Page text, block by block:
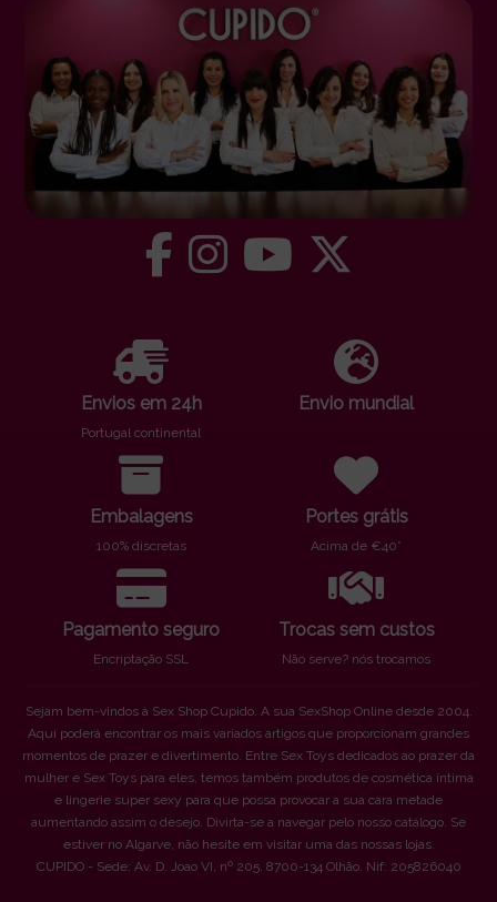
Envios em 24h
Portugal continental
Envio mundial
Embalagens
100% discretas
Portes grátis
Acima de €40*
Pagamento seguro
Encriptação SSL
Trocas sem custos
Não serve? nós trocamos
Sejam bem-vindos à Sex Shop Cupido. A sua SexShop Online desde 2004.
Aqui poderá encontrar os mais variados artigos que proporcionam grandes
momentos de prazer e divertimento. Entre Sex Toys dedicados ao prazer da
mulher e Sex Toys para eles, temos também produtos de cosmética íntima
e lingerie super sexy para que possa provocar a sua cara metade
aumentando assim o desejo. Divirta-se a navegar pelo nosso catálogo. Se
estiver no Algarve, não hesite em visitar uma das nossas lojas.
CUPIDO - Sede: Av. D. Joao VI, nº 205. 8700-134 Olhão. Nif: 205826040